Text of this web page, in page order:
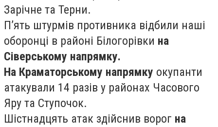
Зарічне та Терни.
П’ять штурмів противника відбили наші
оборонці в районі Білогорівки на
Сіверському напрямку.
На Краматорському напрямку окупанти
атакували 14 разів у районах Часового
Яру та Ступочок.
Шістнадцять атак здійснив ворог на